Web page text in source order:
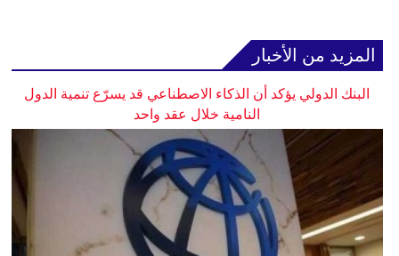
المزيد من الأخبار
البنك الدولي يؤكد أن الذكاء الاصطناعي قد يسرّع تنمية الدول
النامية خلال عقد واحد